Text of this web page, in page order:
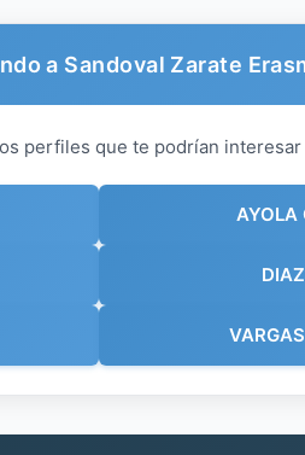
a Sandoval Zarate
perfiles que te podrían interesar
AYOLA